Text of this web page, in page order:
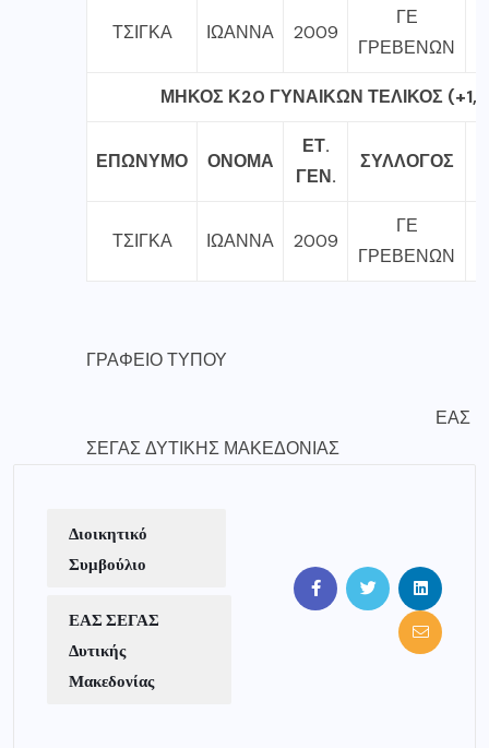
ΤΣΙΓΚΑ ΙΩΑΝΝΑ 2009
ΓΕ
ΓΡΕΒΕΝΩΝ
ΜΗΚΟΣ Κ20 ΓΥΝΑΙΚΩΝ ΤΕΛΙΚΟΣ
ΕΠΩΝΥΜΟ ΟΝΟΜΑ
ΕΤ.
ΓΕΝ.
ΣΥΛΛΟΓΟΣ
ΤΣΙΓΚΑ ΙΩΑΝΝΑ 2009
ΓΕ
ΓΡΕΒΕΝΩΝ
ΓΡΑΦΕΙΟ ΤΥΠΟΥ
ΕΑΣ
ΣΕΓΑΣ ΔΥΤΙΚΗΣ ΜΑΚΕΔΟΝΙΑΣ
Διοικητικό
Συμβούλιο
ΕΑΣ ΣΕΓΑΣ
Δυτικής
Μακεδονίας